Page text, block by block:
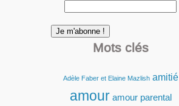
Mots clés
Adèle Faber et Elaine Mazlish amitié
amour amour parental